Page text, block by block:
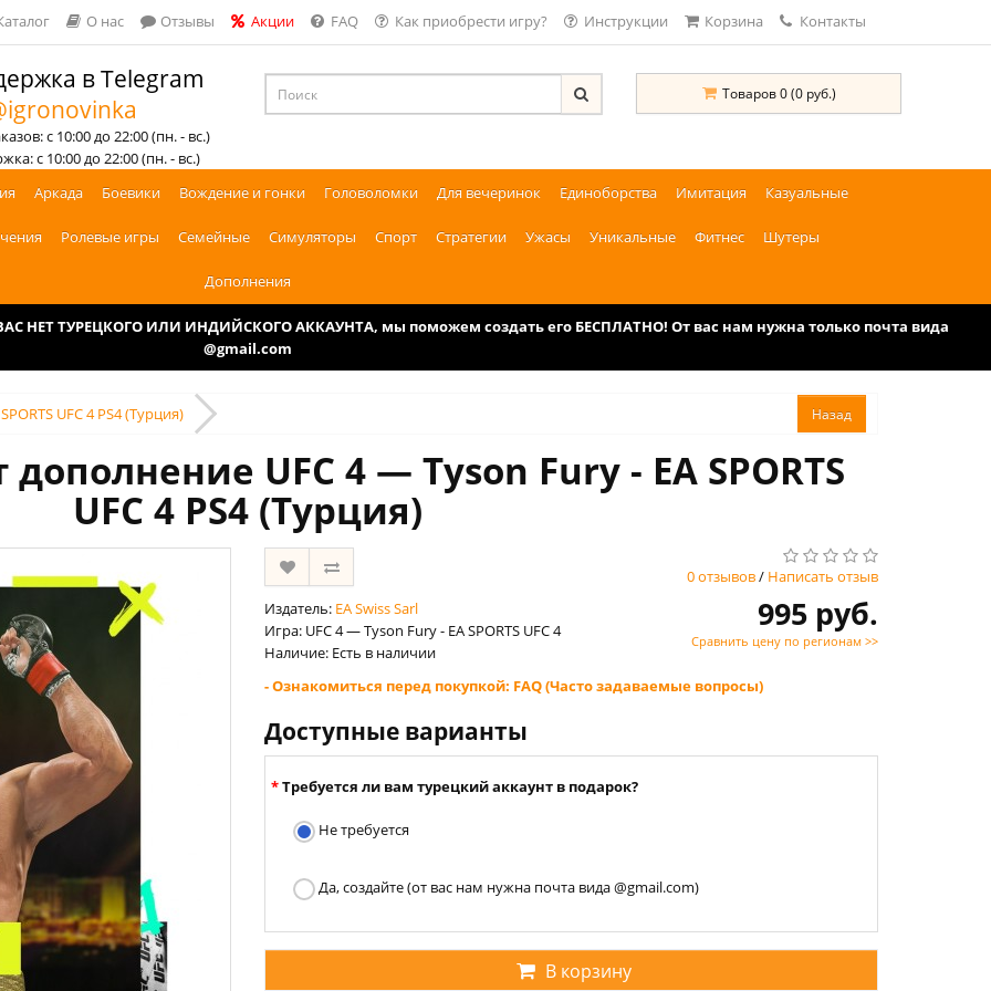
О нас Отзывы Акции FAQ Как приобрести игру? Инструкции Корзина Контакты
в Telegram
с 10:00 до 22:00 (пн. - вс.)
с 10:00 до 22:00 (пн. - вс.)
Товаров 0 (0 руб.)
Аркада Боевики Вождение и гонки Головоломки Для вечеринок Единоборства Имитация Казуальные
Ролевые игры Семейные Симуляторы Спорт Стратегии Ужасы Уникальные Фитнес Шутеры
Дополнения
НЕТ ТУРЕЦКОГО ИЛИ ИНДИЙСКОГО АККАУНТА, мы поможем создать его БЕСПЛАТНО! От вас нам нужна только почта вида
@gmail.com
UFC 4 PS4 (Турция)
UFC 4 — Tyson Fury - EA SPORTS
UFC 4 PS4 (Турция)
0 отзывов/ Написать отзыв
Издатель: EA Swiss Sarl
Игра: UFC 4 — Tyson Fury - EA SPORTS UFC 4
Наличие: Есть в наличии
995 руб.
Сравнить цену по регионам >>
- Ознакомиться перед покупкой: FAQ (Часто задаваемые вопросы)
Доступные варианты
Требуется ли вам турецкий аккаунт в подарок?
Не требуется
Да, создайте (от вас нам нужна почта вида @gmail.com)
В корзину